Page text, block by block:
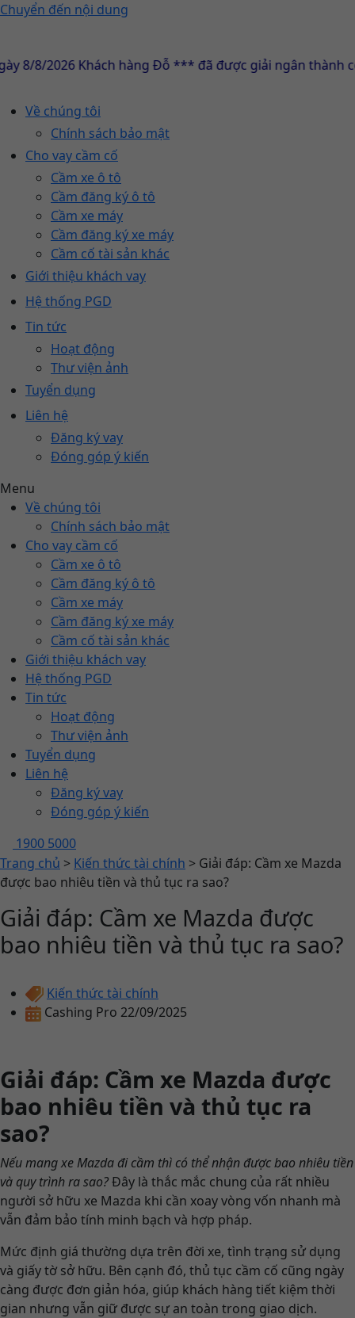
Chuyển đến nội dung
2026 Khách hàng Đỗ *** đã được giải ngân thành công
Về chúng tôi
Chính sách bảo mật
Cho vay cầm cố
Cầm xe ô tô
Cầm đăng ký ô tô
Cầm xe máy
Cầm đăng ký xe máy
Cầm cố tài sản khác
Giới thiệu khách vay
Hệ thống PGD
Tin tức
Hoạt động
Thư viện ảnh
Tuyển dụng
Liên hệ
Đăng ký vay
Đóng góp ý kiến
Menu
Về chúng tôi
Chính sách bảo mật
Cho vay cầm cố
Cầm xe ô tô
Cầm đăng ký ô tô
Cầm xe máy
Cầm đăng ký xe máy
Cầm cố tài sản khác
Giới thiệu khách vay
Hệ thống PGD
Tin tức
Hoạt động
Thư viện ảnh
Tuyển dụng
Liên hệ
Đăng ký vay
Đóng góp ý kiến
1900 5000
Trang chủ > Kiến thức tài chính > Giải đáp: Cầm xe Mazda
được bao nhiêu tiền và thủ tục ra sao?
Giải đáp: Cầm xe Mazda được
bao nhiêu tiền và thủ tục ra sao?
Kiến thức tài chính
Cashing Pro 22/09/2025
Giải đáp: Cầm xe Mazda được
bao nhiêu tiền và thủ tục ra
sao?
Nếu mang xe Mazda đi cầm thì có thể nhận được bao nhiêu tiền
và quy trình ra sao?Đây là thắc mắc chung của rất nhiều
người sở hữu xe Mazda khi cần xoay vòng vốn nhanh mà
vẫn đảm bảo tính minh bạch và hợp pháp.
Mức định giá thường dựa trên đời xe, tình trạng sử dụng
và giấy tờ sở hữu. Bên cạnh đó, thủ tục cầm cố cũng ngày
càng được đơn giản hóa, giúp khách hàng tiết kiệm thời
gian nhưng vẫn giữ được sự an toàn trong giao dịch.